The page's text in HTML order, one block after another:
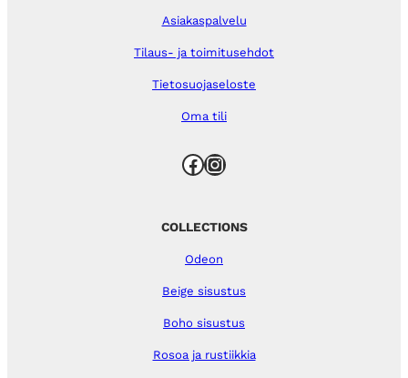
Asiakaspalvelu
Tilaus- ja toimitusehdot
Tietosuojaseloste
Oma tili
Facebook Instagram
COLLECTIONS
Odeon
Beige sisustus
Boho sisustus
Rosoa ja rustiikkia